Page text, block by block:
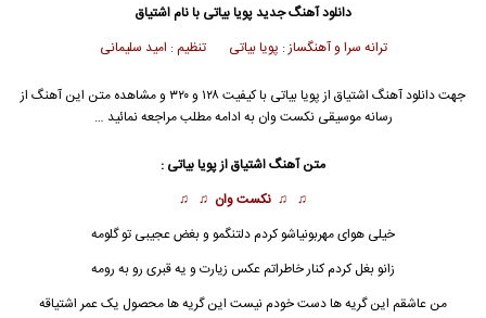
دانلود آهنگ جدیدپویا بیاتی با نام اشتیاق
ترانه سرا و آهنگساز : پویا بیاتی تنظیم : امید سلیمانی
جهت دانلود آهنگ اشتیاق از پویا بیاتی
با کیفیت ۱۲۸ و ۳۲۰ و مشاهده متن این آهنگ از
رسانه موسیقی نکست وان به ادامه مطلب مراجعه نمائید …
متن آهنگاشتیاقازپویا بیاتی :
♫ ♫ نکست وان ♫ ♫
خیلی هوای مهربونیاشو کردم دلتنگمو و بغض عجیبی تو گلومه
زانو بغل کردم کنار خاطراتم عکس زیارت و یه قبری رو به رومه
من عاشقم این گریه ها دست خودم نیست این گریه ها محصول یک عمر اشتیاقه